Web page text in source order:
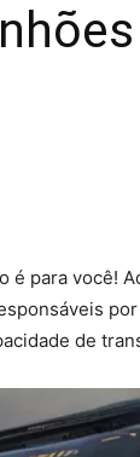
é para você!
de